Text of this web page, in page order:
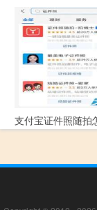
支付宝怎么拍违章
支付宝证件照随拍